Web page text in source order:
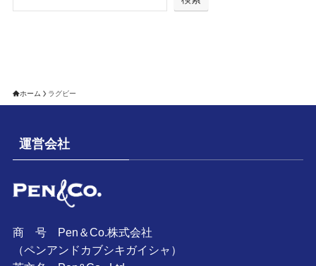
ホーム ラグビー
運営会社
商 号 Pen＆Co.株式会社
（ペンアンドカブシキガイシャ）